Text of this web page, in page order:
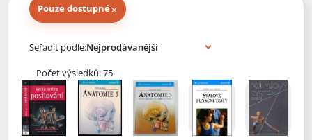
Pouze dostupné×
Seřadit podle:
Počet výsledků: 75